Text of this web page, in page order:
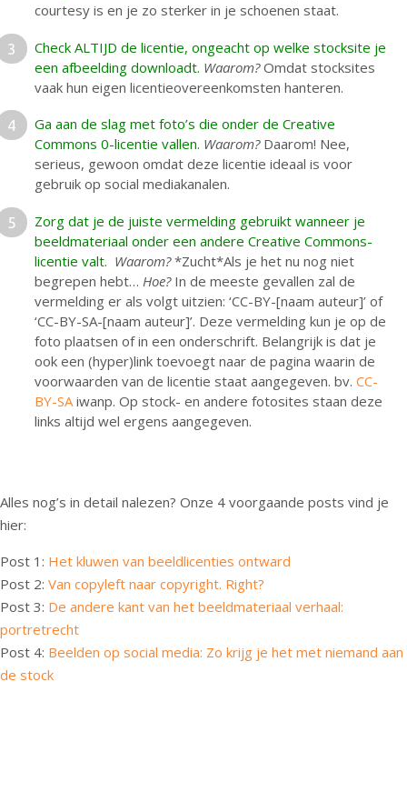
courtesy is en je zo sterker in je schoenen staat.
Check ALTIJD de licentie, ongeacht op welke stocksite je
een afbeelding downloadt. Waarom?Omdat stocksites
vaak hun eigen licentieovereenkomsten hanteren.
Ga aan de slag met foto’s die onder de Creative
Commons 0-licentie vallen. Waarom?Daarom! Nee,
serieus, gewoon omdat deze licentie ideaal is voor
gebruik op social mediakanalen.
Zorg dat je de juiste vermelding gebruikt wanneer je
beeldmateriaal onder een andere Creative Commons-
licentie valt. Waarom?*Zucht*Als je het nu nog niet
begrepen hebt… Hoe? In de meeste gevallen zal de
vermelding er als volgt uitzien: ‘CC-BY-[naam auteur]’ of
‘CC-BY-SA-[naam auteur]’. Deze vermelding kun je op de
foto plaatsen of in een onderschrift. Belangrijk is dat je
ook een (hyper)link toevoegt naar de pagina waarin de
voorwaarden van de licentie staat aangegeven. bv. CC-
BY-SA iwanp. Op stock- en andere fotosites staan deze
links altijd wel ergens aangegeven.
Alles nog’s in detail nalezen? Onze 4 voorgaande posts vind je
hier:
Post 1: Het kluwen van beeldlicenties ontward
Post 2: Van copyleft naar copyright. Right?
Post 3: De andere kant van het beeldmateriaal verhaal:
portretrecht
Post 4: Beelden op social media: Zo krijg je het met niemand aan
de stock